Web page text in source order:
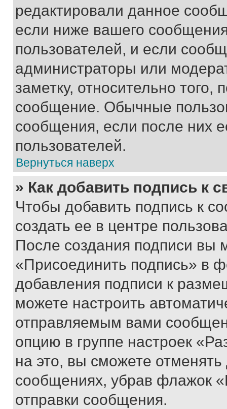
редактировали данное
если ниже вашего
пользователей, и если
администраторы или
заметку, относительно
сообщение. Обычные
сообщения, если после них
пользователей.
Вернуться наверх
» Как добавить подпись к
Чтобы добавить подпись к
создать ее в центре
После создания подписи вы
«Присоединить подпись» в
добавления подписи к
можете настроить
отправляемым вами
опцию в группе настроек
на это, вы сможете
сообщениях, убрав флажок
отправки сообщения.